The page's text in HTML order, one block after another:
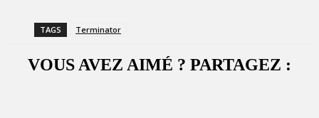
TAGS Terminator
VOUS AVEZ AIMÉ ? PARTAGEZ :